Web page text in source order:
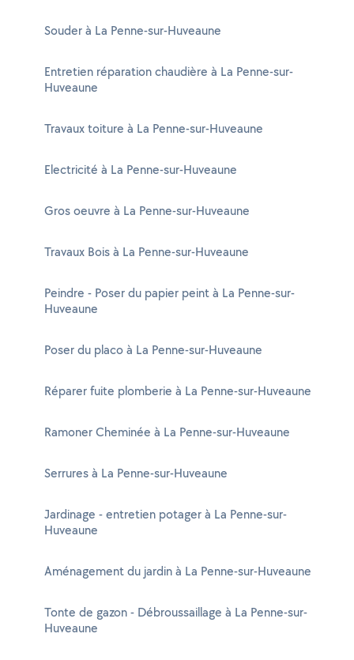
Souder à La Penne-sur-Huveaune
Entretien réparation chaudière à La Penne-sur-
Huveaune
Travaux toiture à La Penne-sur-Huveaune
Electricité à La Penne-sur-Huveaune
Gros oeuvre à La Penne-sur-Huveaune
Travaux Bois à La Penne-sur-Huveaune
Peindre - Poser du papier peint à La Penne-sur-
Huveaune
Poser du placo à La Penne-sur-Huveaune
Réparer fuite plomberie à La Penne-sur-Huveaune
Ramoner Cheminée à La Penne-sur-Huveaune
Serrures à La Penne-sur-Huveaune
Jardinage - entretien potager à La Penne-sur-
Huveaune
Aménagement du jardin à La Penne-sur-Huveaune
Tonte de gazon - Débroussaillage à La Penne-sur-
Huveaune